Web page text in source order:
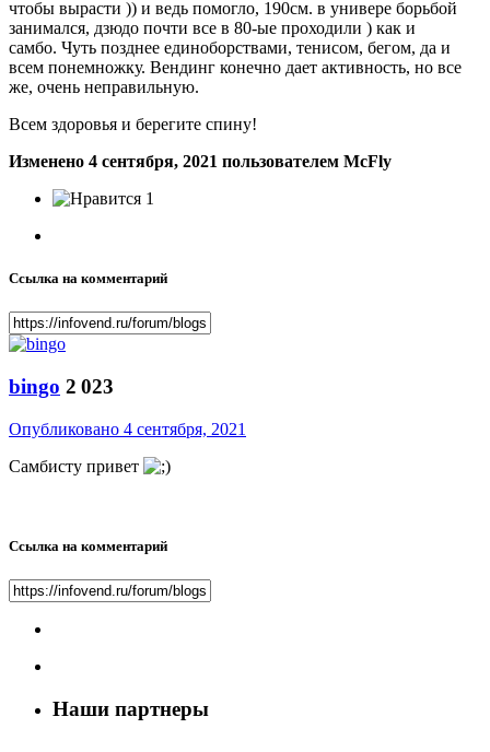
чтобы вырасти )) и ведь помогло, 190см. в универе борьбой
занимался, дзюдо почти все в 80-ые проходили ) как и
самбо. Чуть позднее единоборствами, тенисом, бегом, да и
всем понемножку. Вендинг конечно дает активность, но все
же, очень неправильную.
Всем здоровья и берегите спину!
Изменено 4 сентября, 2021 пользователем McFly
1
Ссылка на комментарий
bingo 2 023
Опубликовано 4 сентября, 2021
Самбисту привет
Ссылка на комментарий
Наши партнеры